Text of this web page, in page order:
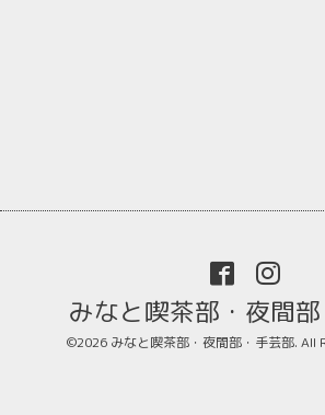
みなと喫茶部・夜間
©2026 みなと喫茶部・夜間部・手芸部. All